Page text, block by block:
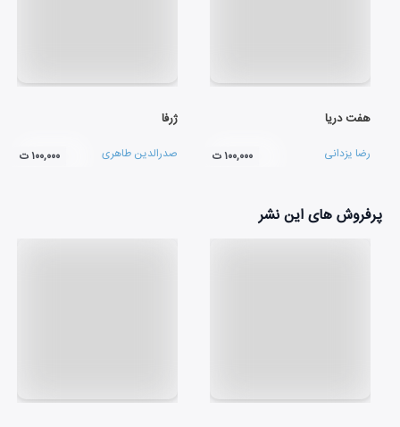
هفت دریا
رضا یزدانی ۱۰۰,۰۰۰ ت
ژرفا
صدرالدین طاهری ۱۰۰,۰۰۰ ت
پرفروش های این نشر